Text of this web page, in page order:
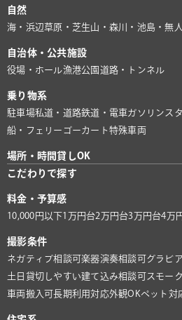
自然
海・浜辺 草原・芝生山・森川・池島・無
自治体・公共施設
役場・ホール漁港公園 道路・トンネル
乗り物系
駐車場私道・道路鉄道・電車 ガソリンス
船・フェリー ゴーカート特殊車両
場所・時間貸しOK
こだわりで探す
料金・予算感
10,000円以下1万円台2万円台3万円台4万
撮影条件
ネガティブ相談可楽器演奏相談可 グラビ
土日貸切しやすい建て込み相談可 スモー
車両搬入可長期利用対応外観OKペット対